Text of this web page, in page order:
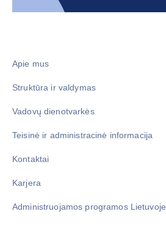
Apie mus
Struktūra ir valdymas
Vadovų dienotvarkės
Teisinė ir administracinė informacija
Kontaktai
Karjera
Administruojamos programos Lietuvoje